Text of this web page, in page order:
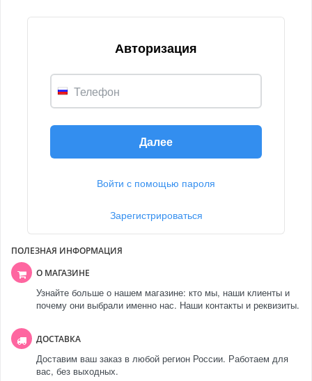
Авторизация
Телефон
Далее
Войти с помощью пароля
Зарегистрироваться
ПОЛЕЗНАЯ ИНФОРМАЦИЯ
О МАГАЗИНЕ
Узнайте больше о нашем магазине: кто мы, наши клиенты и
почему они выбрали именно нас. Наши контакты и реквизиты.
ДОСТАВКА
Доставим ваш заказ в любой регион России. Работаем для
вас, без выходных.